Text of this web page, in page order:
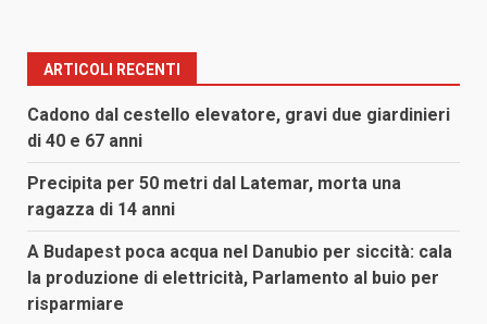
ARTICOLI RECENTI
Cadono dal cestello elevatore, gravi due giardinieri
di 40 e 67 anni
Precipita per 50 metri dal Latemar, morta una
ragazza di 14 anni
A Budapest poca acqua nel Danubio per siccità: cala
la produzione di elettricità, Parlamento al buio per
risparmiare